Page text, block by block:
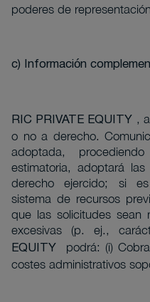
poderes de
c) Información
RIC PRIVATE EQUITY ,
o no a derecho.
adoptada,
estimatoria, adoptará
derecho ejercido; si
sistema de recursos
que las solicitudes sean
excesivas (p. ej.,
EQUITY
podrá: (i)
costes administrativos